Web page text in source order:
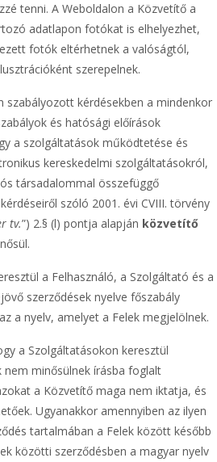
tenni. A Weboldalon a Közvetítő a
adatlapon fotókat is elhelyezhet,
fotók eltérhetnek a valóságtól,
szerepelnek.
szabályozott kérdésekben a mindenkor
és hatósági előírások
a szolgáltatások működtetése és
kereskedelmi szolgáltatásokról,
társadalommal összefüggő
szóló 2001. évi CVIII. törvény
tv.”) 2.§ (l) pontja alapján közvetítő
a Felhasználó, a Szolgáltató és a
szerződések nyelve főszabály
a nyelv, amelyet a Felek megjelölnek.
a Szolgáltatásokon keresztül
nem minősülnek írásba foglalt
a Közvetítő maga nem iktatja, és
Ugyanakkor amennyiben az ilyen
tartalmában a Felek között később
közötti szerződésben a magyar nyelv